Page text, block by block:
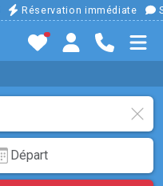
Réservation immédiate